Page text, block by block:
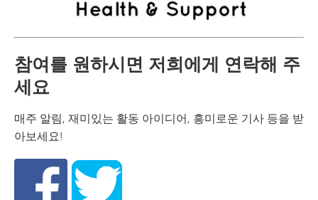
참여를 원하시면 저희에게 연락해 주
세요
매주 알림, 재미있는 활동 아이디어, 흥미로운 기사 등을 받
아보세요!